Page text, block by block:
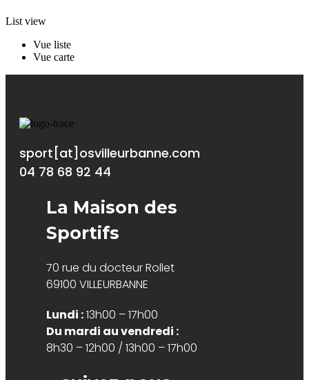
List view
Vue liste
Vue carte
sport[at]osvilleurbanne.com
04 78 68 92 44
La Maison des
Sportifs
70 rue du docteur Rollet
69100 VILLEURBANNE
Lundi :13h00 – 17h00
Du mardi au vendredi :
8h30 – 12h00 / 13h00 – 17h00